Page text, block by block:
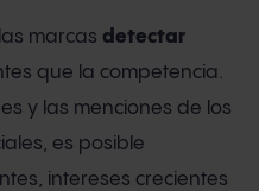
marcas detectar
que la competencia.
y las menciones de los
es posible
intereses crecientes